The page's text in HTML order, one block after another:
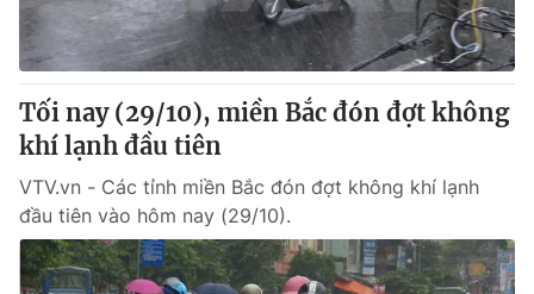
Tối nay (29/10), miền Bắc đón đợt không
khí lạnh đầu tiên
VTV.vn - Các tỉnh miền Bắc đón đợt không khí lạnh
đầu tiên vào hôm nay (29/10).